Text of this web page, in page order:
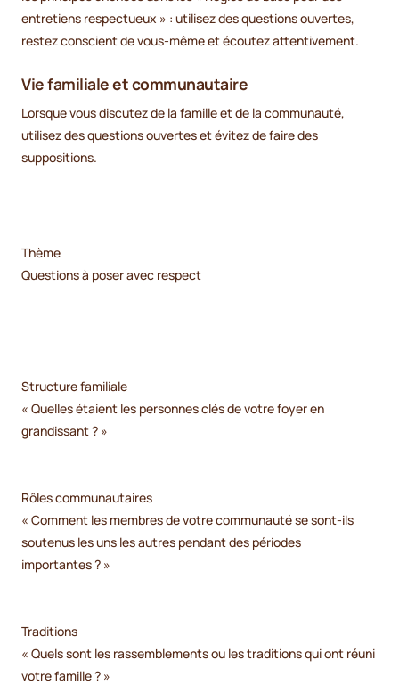
entretiens respectueux » : utilisez des questions ouvertes,
restez conscient de vous-même et écoutez attentivement.
Vie familiale et communautaire
Lorsque vous discutez de la famille et de la communauté,
utilisez des questions ouvertes et évitez de faire des
suppositions.
Thème
Questions à poser avec respect
Structure familiale
« Quelles étaient les personnes clés de votre foyer en
grandissant ? »
Rôles communautaires
« Comment les membres de votre communauté se sont-ils
soutenus les uns les autres pendant des périodes
importantes ? »
Traditions
« Quels sont les rassemblements ou les traditions qui ont réuni
votre famille ? »